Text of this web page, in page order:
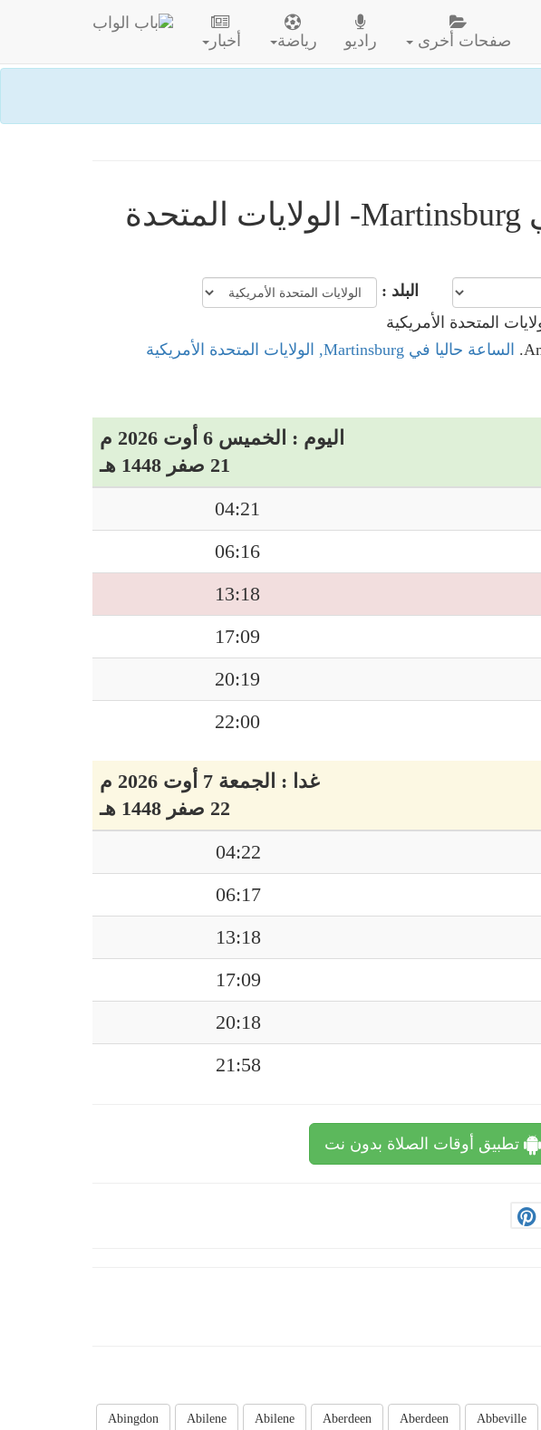
أخبار رياضة راديو صفحات أخرى
مواقيت الصلاة في Martinsburg- الولايات المتحدة
البلد :
الساعة حاليا في Martinsburg, الولايات المتحدة الأمريكية
اليوم : الخميس 6 أوت 2026 م
21 صفر 1448 هـ
04:21
06:16
13:18
17:09
20:19
22:00
غدا : الجمعة 7 أوت 2026 م
22 صفر 1448 هـ
04:22
06:17
13:18
17:09
20:18
21:58
تطبيق أوقات الصلاة بدون نت
Abbeville
Aberdeen
Aberdeen
Abilene
Abilene
Abingdon